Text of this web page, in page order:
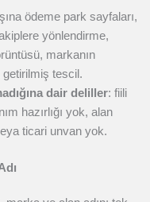
ödeme park sayfaları,
yönlendirme,
markanın
getirilmiş tescil.
dair deliller: fiili
hazırlığı yok, alan
ticari unvan yok.